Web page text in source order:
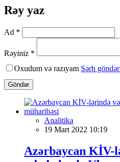
Rəy yaz
Ad *
Rəyiniz *
Oxudum və razıyam Şərh
Göndər
Analitika
19 Mart 2022 10:19
Azərbaycan KİV-